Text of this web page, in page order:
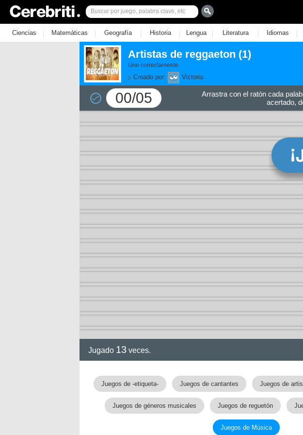
Ciencias | Matemáticas | Geografía | Historia | Lengua | Literatura | Idiomas |
Artistas de reggaeton (1)
Une correctamente
Creado por: Victoria
00/05
Arrastra con el ratón cada
acertado,
Jugado 13 veces.
Juegos de -etiqueta- Juegos de cantantes Juegos de
Juegos de géneros musicales Juegos de reguetón
Juegos de Música